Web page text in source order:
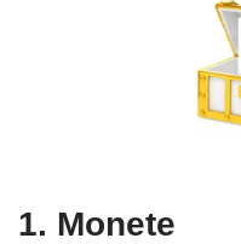
1. Monete